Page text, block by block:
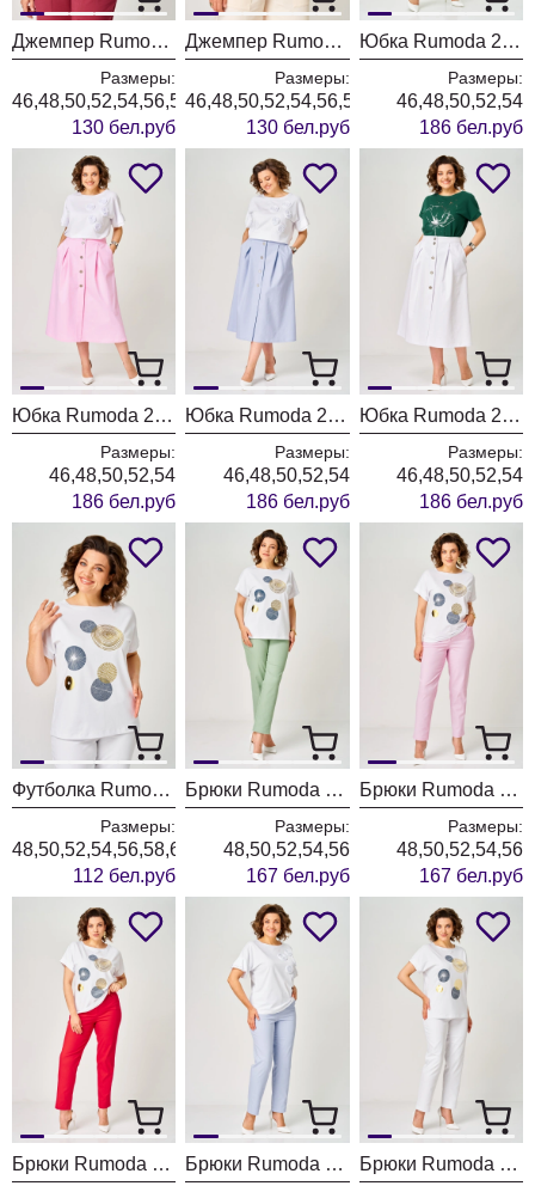
Джемпер Rumoda 2292 бордовый
Размеры:
46,48,50,52,54,56,58,60,62
130 бел.руб
Джемпер Rumoda 2292 бежевый
Размеры:
46,48,50,52,54,56,58,60,62
130 бел.руб
Юбка Rumoda 2290 фисташковый
Размеры:
46,48,50,52,54
186 бел.руб
Юбка Rumoda 2290 розовый
Размеры:
46,48,50,52,54
186 бел.руб
Юбка Rumoda 2290 голубой
Размеры:
46,48,50,52,54
186 бел.руб
Юбка Rumoda 2290 белый
Размеры:
46,48,50,52,54
186 бел.руб
Футболка Rumoda 2239 белый кр.р.
Размеры:
48,50,52,54,56,58,60,62
112 бел.руб
Брюки Rumoda 2289 фисташковый
Размеры:
48,50,52,54,56
167 бел.руб
Брюки Rumoda 2289 розовый
Размеры:
48,50,52,54,56
167 бел.руб
Брюки Rumoda 2289 красный Брюки Rumoda 2289 голубой Брюки Rumoda 2289 белый